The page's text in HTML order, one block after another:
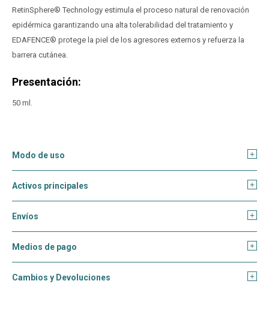
RetinSphere® Technology estimula el proceso natural de renovación
epidérmica garantizando una alta tolerabilidad del tratamiento y
EDAFENCE® protege la piel de los agresores externos y refuerza la
barrera cutánea.
Presentación:
50 ml.
Modo de uso
Activos principales
Envíos
Medios de pago
Cambios y Devoluciones